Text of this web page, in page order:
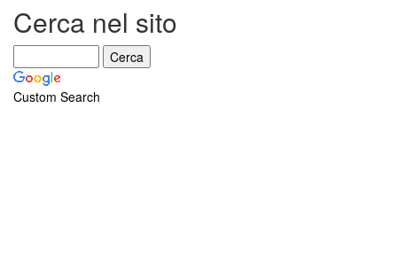
Cerca nel sito
Custom Search